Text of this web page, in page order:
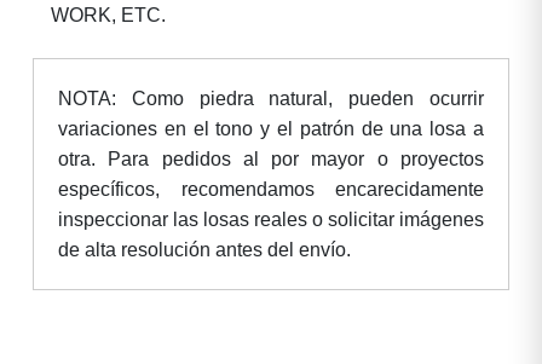
WORK, ETC.
NOTA: Como piedra natural, pueden ocurrir
variaciones en el tono y el patrón de una losa a
otra. Para pedidos al por mayor o proyectos
específicos, recomendamos encarecidamente
inspeccionar las losas reales o solicitar imágenes
de alta resolución antes del envío.